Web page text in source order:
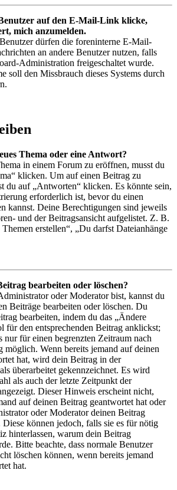
auf den E-Mail-Link klicke,
mich anzumelden.
dürfen die foreninterne E-Mail-
an andere Benutzer nutzen, falls
Administration freigeschaltet wurde.
soll den Missbrauch dieses Systems durch
Thema oder eine Antwort?
in einem Forum zu eröffnen, musst du
klicken. Um auf einen Beitrag zu
du auf „Antworten“ klicken. Es könnte sein,
erforderlich ist, bevor du einen
kannst. Deine Berechtigungen sind jeweils
und der Beitragsansicht aufgelistet. Z. B.
erstellen“, „Du darfst Dateianhänge
bearbeiten oder löschen?
oder Moderator bist, kannst du
Beiträge bearbeiten oder löschen. Du
bearbeiten, indem du das „Ändere
für den entsprechenden Beitrag anklickst;
nur für einen begrenzten Zeitraum nach
möglich. Wenn bereits jemand auf deinen
hat, wird dein Beitrag in der
überarbeitet gekennzeichnet. Es wird
als auch der letzte Zeitpunkt der
Dieser Hinweis erscheint nicht,
auf deinen Beitrag geantwortet hat oder
oder Moderator deinen Beitrag
Diese können jedoch, falls sie es für nötig
hinterlassen, warum dein Beitrag
Bitte beachte, dass normale Benutzer
löschen können, wenn bereits jemand
hat.